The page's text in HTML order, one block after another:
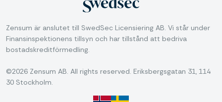
Zensum är anslutet till SwedSec Licensiering AB. Vi står under
Finansinspektionens tillsyn och har tillstånd att bedriva
bostadskreditförmedling.
©2026 Zensum AB. All rights reserved. Eriksbergsgatan 31, 114
30 Stockholm.